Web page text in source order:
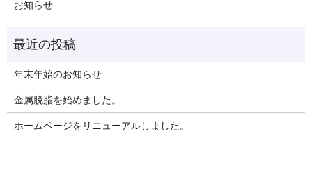
お知らせ
年末年始のお知らせ
金属脱脂を始めました。
ホームページをリニューアルしました。